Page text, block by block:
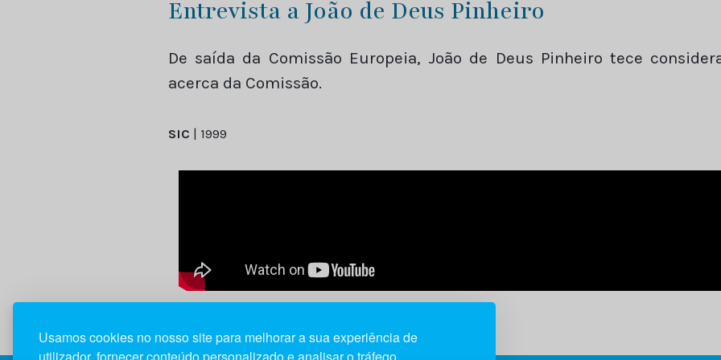
Usamos cookies no nosso site para melhorar a sua experiência de
Entrevista a João de Deus Pinheiro
De saída da Comissão Europeia, João de Deus Pinheiro tece
acerca da Comissão.
SIC | 1999